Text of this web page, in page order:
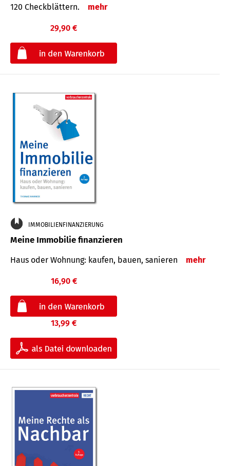
120 Check­blättern.
mehr
29,90 €
IMMOBILIENFINANZIERUNG
Meine Immobilie finanzieren
Haus oder Wohnung: kaufen, bauen, sanieren mehr
16,90 €
13,99 €